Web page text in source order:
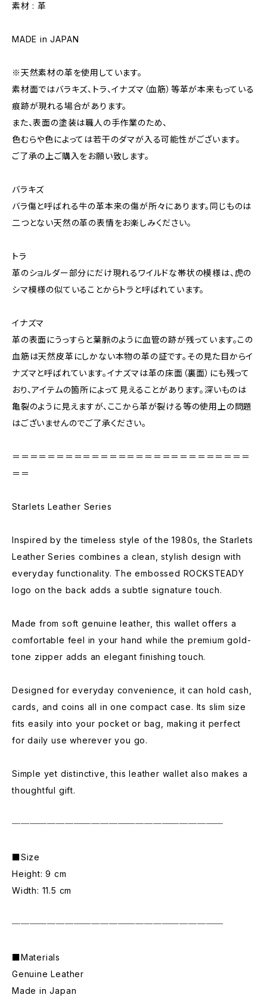
素材 : 革
MADE in JAPAN
※天然素材の革を使用しています。
素材面ではバラキズ、トラ、イナズマ（血筋）等革が本来もっている
痕跡が現れる場合があります。
また、表面の塗装は職人の手作業のため、
色むらや色によっては若干のダマが入る可能性がございます。
ご了承の上ご購入をお願い致します。
バラキズ
バラ傷と呼ばれる牛の革本来の傷が所々にあります。同じものは
二つとない天然の革の表情をお楽しみください。
トラ
革のショルダー部分にだけ現れるワイルドな帯状の模様は、虎の
シマ模様の似ていることからトラと呼ばれています。
イナズマ
革の表面にうっすらと葉脈のように血管の跡が残っています。この
血筋は天然皮革にしかない本物の革の証です。その見た目からイ
ナズマと呼ばれています。イナズマは革の床面（裏面）にも残って
おり、アイテムの箇所によって見えることがあります。深いものは
亀裂のように見えますが、ここから革が裂ける等の使用上の問題
はございませんのでご了承ください。
＝＝＝＝＝＝＝＝＝＝＝＝＝＝＝＝＝＝＝＝＝＝＝＝＝＝＝
＝＝
Starlets Leather Series
Inspired by the timeless style of the 1980s, the Starlets
Leather Series combines a clean, stylish design with
everyday functionality. The embossed ROCKSTEADY
logo on the back adds a subtle signature touch.
Made from soft genuine leather, this wallet offers a
comfortable feel in your hand while the premium gold-
tone zipper adds an elegant finishing touch.
Designed for everyday convenience, it can hold cash,
cards, and coins all in one compact case. Its slim size
fits easily into your pocket or bag, making it perfect
for daily use wherever you go.
Simple yet distinctive, this leather wallet also makes a
thoughtful gift.
────────────────────────
■Size
Height: 9 cm
Width: 11.5 cm
────────────────────────
■Materials
Genuine Leather
Made in Japan